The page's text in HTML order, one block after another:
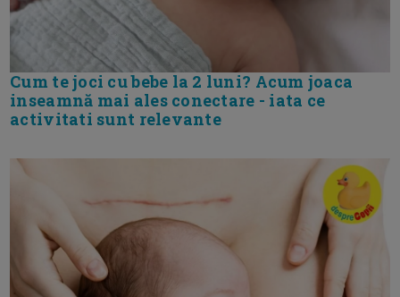
Cum te joci cu bebe la 2 luni? Acum joaca
inseamnă mai ales conectare - iata ce
activitati sunt relevante